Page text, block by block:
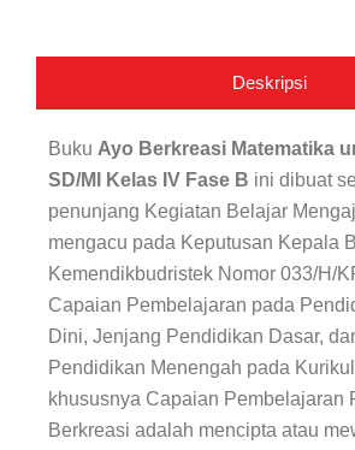
IV
Fase
B
Deskripsi
Buku Ayo Berkreasi Matematika
SD/MI Kelas IV Fase B ini dibuat
penunjang Kegiatan Belajar
mengacu pada Keputusan Kepala
Kemendikbudristek Nomor 033/H/
Capaian Pembelajaran pada
Dini, Jenjang Pendidikan Dasar,
Pendidikan Menengah pada
khususnya Capaian Pembelajaran
Berkreasi adalah mencipta atau